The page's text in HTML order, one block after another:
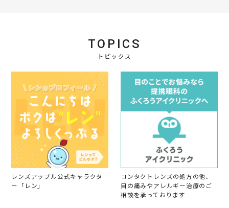
TOPICS
トピックス
レンズアップル公式キャラクタ
ー「レン」
コンタクトレンズの処方の他、
目の痛みやアレルギー治療のご
相談を承っております